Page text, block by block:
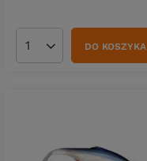
Ilość produktówDO KOSZYKA